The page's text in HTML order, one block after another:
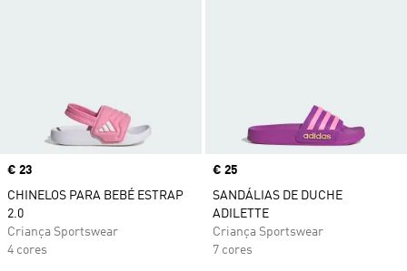
Price
€ 23
CHINELOS PARA BEBÉ ESTRAP
2.0
Criança Sportswear
4 cores
Price
€ 25
SANDÁLIAS DE DUCHE
ADILETTE
Criança Sportswear
7 cores